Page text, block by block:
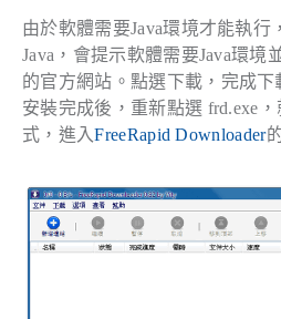
由於軟體需要Java環境才能執行
Java，會提示軟體需要Java環境
的官方網站。點選下載，完成下
安裝完成後，重新點選 frd.exe
式，進入FreeRapid Downloader